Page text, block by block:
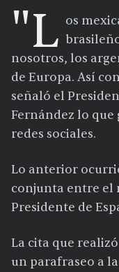
"L os
nosotros, los
de Europa. Así
señaló el
Fernández lo
redes sociales.
Lo anterior
conjunta entre el
Presidente de
La cita que
un parafraseo a